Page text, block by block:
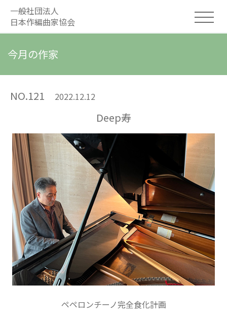
一般社団法人
日本作編曲家協会
今月の作家
NO.121 2022.12.12
Deep寿
ペペロンチーノ完全食化計画